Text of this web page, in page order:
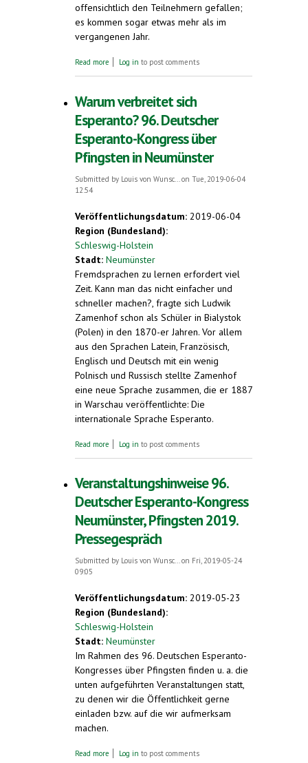
offensichtlich den Teilnehmern gefallen;
es kommen sogar etwas mehr als im
vergangenen Jahr.
Read more about Esperanto als Familiensprache.
Log in to post comments
Warum verbreitet sich
Esperanto? 96. Deutscher
Esperanto-Kongress über
Pfingsten in Neumünster
Submitted by Louis von Wunsc...
on Tue, 2019-06-04
12:54
Veröffentlichungsdatum: 2019-06-04
Region (Bundesland):
Schleswig-Holstein
Stadt: Neumünster
Fremdsprachen zu lernen erfordert viel
Zeit. Kann man das nicht einfacher und
schneller machen?, fragte sich Ludwik
Zamenhof schon als Schüler in Bialystok
(Polen) in den 1870-er Jahren. Vor allem
aus den Sprachen Latein, Französisch,
Englisch und Deutsch mit ein wenig
Polnisch und Russisch stellte Zamenhof
eine neue Sprache zusammen, die er 1887
in Warschau veröffentlichte: Die
internationale Sprache Esperanto.
Read more about Warum verbreitet sich Esperanto? 96.
Log in to post comments
Veranstaltungshinweise 96.
Deutscher Esperanto-Kongress
Neumünster, Pfingsten 2019.
Pressegespräch
Submitted by Louis von Wunsc...on Fri, 2019-05-24
09:05
Veröffentlichungsdatum: 2019-05-23
Region (Bundesland):
Schleswig-Holstein
Stadt: Neumünster
Im Rahmen des 96. Deutschen Esperanto-
Kongresses über Pfingsten finden u. a. die
unten aufgeführten Veranstaltungen statt,
zu denen wir die Öffentlichkeit gerne
einladen bzw. auf die wir aufmerksam
machen.
Read more about Veranstaltungshinweise 96. Deutscher
Log in to post comments